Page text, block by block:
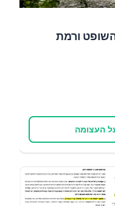
ורמת
העצומה